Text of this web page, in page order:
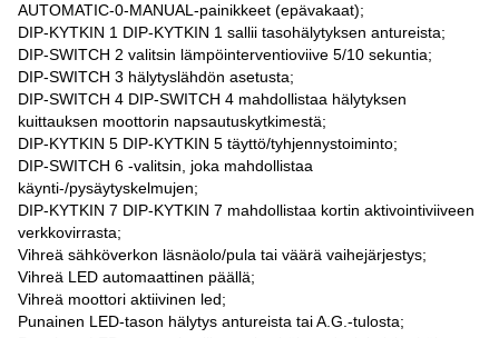
AUTOMATIC-0-MANUAL-painikkeet (epävakaat);
DIP-KYTKIN 1 DIP-KYTKIN 1 sallii tasohälytyksen antureista;
DIP-SWITCH 2 valitsin lämpöinterventioviive 5/10 sekuntia;
DIP-SWITCH 3 hälytyslähdön asetusta;
DIP-SWITCH 4 DIP-SWITCH 4 mahdollistaa hälytyksen
kuittauksen moottorin napsautuskytkimestä;
DIP-KYTKIN 5 DIP-KYTKIN 5 täyttö/tyhjennystoiminto;
DIP-SWITCH 6 -valitsin, joka mahdollistaa
käynti-/pysäytyskelmujen;
DIP-KYTKIN 7 DIP-KYTKIN 7 mahdollistaa kortin aktivointiviiveen
verkkovirrasta;
Vihreä sähköverkon läsnäolo/pula tai väärä vaihejärjestys;
Vihreä LED automaattinen päällä;
Vihreä moottori aktiivinen led;
Punainen LED-tason hälytys antureista tai A.G.-tulosta;